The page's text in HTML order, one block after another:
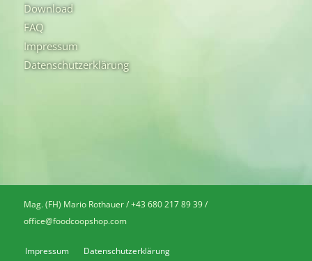
Download
FAQ
Impressum
Datenschutzerklärung
Mag. (FH) Mario Rothauer / +43 680 217 89 39 /
office@foodcoopshop.com
Impressum Datenschutzerklärung